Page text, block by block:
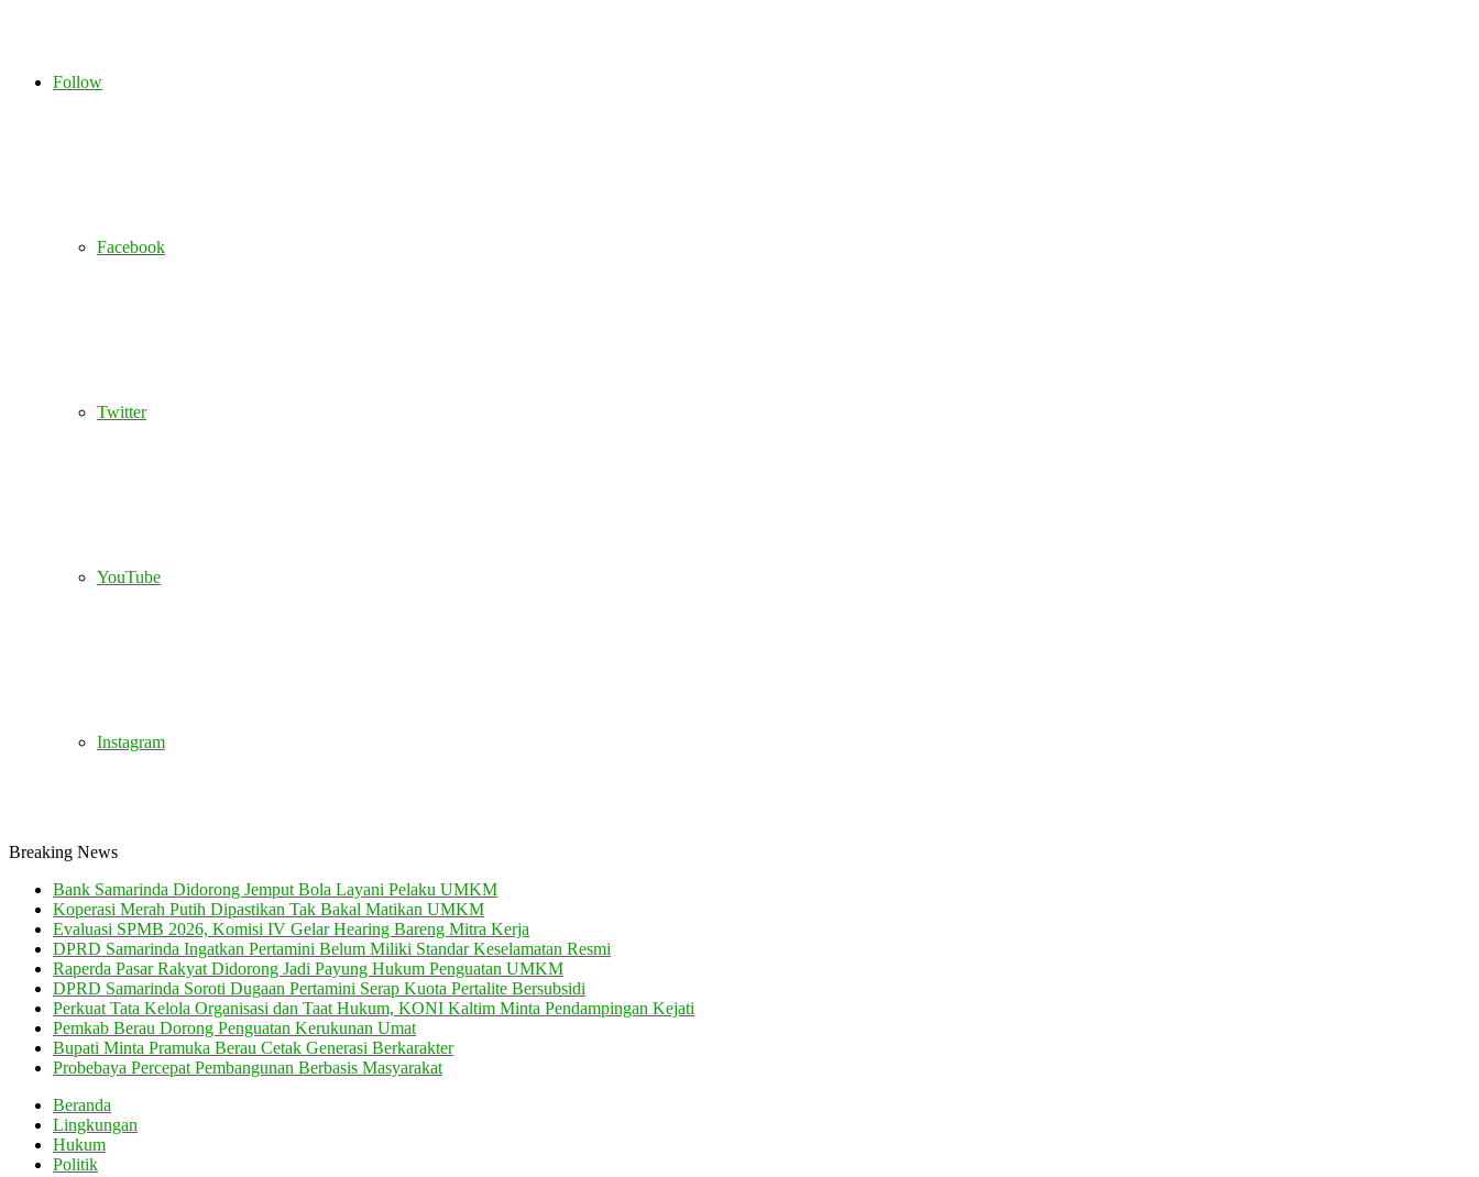
Follow
Facebook
Twitter
YouTube
Instagram
Breaking News
Bank Samarinda Didorong Jemput Bola Layani Pelaku UMKM
Koperasi Merah Putih Dipastikan Tak Bakal Matikan UMKM
Evaluasi SPMB 2026, Komisi IV Gelar Hearing Bareng Mitra Kerja
DPRD Samarinda Ingatkan Pertamini Belum Miliki Standar Keselamatan Resmi
Raperda Pasar Rakyat Didorong Jadi Payung Hukum Penguatan UMKM
DPRD Samarinda Soroti Dugaan Pertamini Serap Kuota Pertalite Bersubsidi
Perkuat Tata Kelola Organisasi dan Taat Hukum, KONI Kaltim Minta Pendampingan Kejati
Pemkab Berau Dorong Penguatan Kerukunan Umat
Bupati Minta Pramuka Berau Cetak Generasi Berkarakter
Probebaya Percepat Pembangunan Berbasis Masyarakat
Beranda
Lingkungan
Hukum
Politik